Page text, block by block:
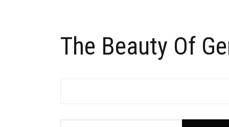
The Beauty Of